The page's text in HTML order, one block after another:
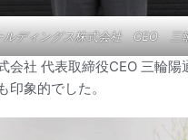
ルディングス株式会社 CEO 三
会社 代表取締役CEO 三輪
象的でした。